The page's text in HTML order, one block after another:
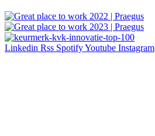
Linkedin Rss SpotifyYoutube Instagram